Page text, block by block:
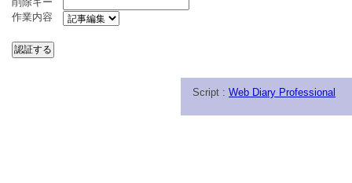
作業内容
Script : Web Diary Professional